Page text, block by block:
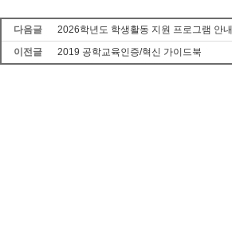
다음글
2026학년도 학생활동 지원 프로그램 안내
이전글
2019 공학교육인증/혁신 가이드북